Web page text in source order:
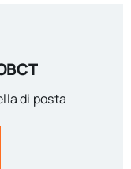
di posta